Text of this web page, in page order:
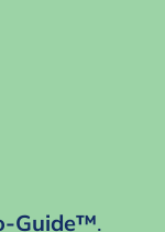
.